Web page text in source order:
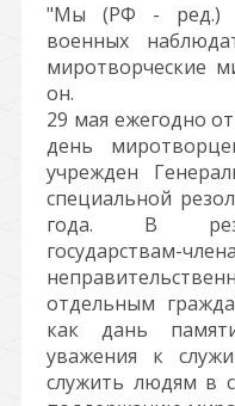
"Мы (РФ - ред.)
военных
миротворческие
он.
29 мая ежегодно
день
учрежден
специальной
года. В
отдельным
как дань
уважения к
служить людям в